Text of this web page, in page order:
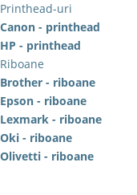
Printhead-uri
Canon - printhead
HP - printhead
Riboane
Brother - riboane
Epson - riboane
Lexmark - riboane
Oki - riboane
Olivetti - riboane